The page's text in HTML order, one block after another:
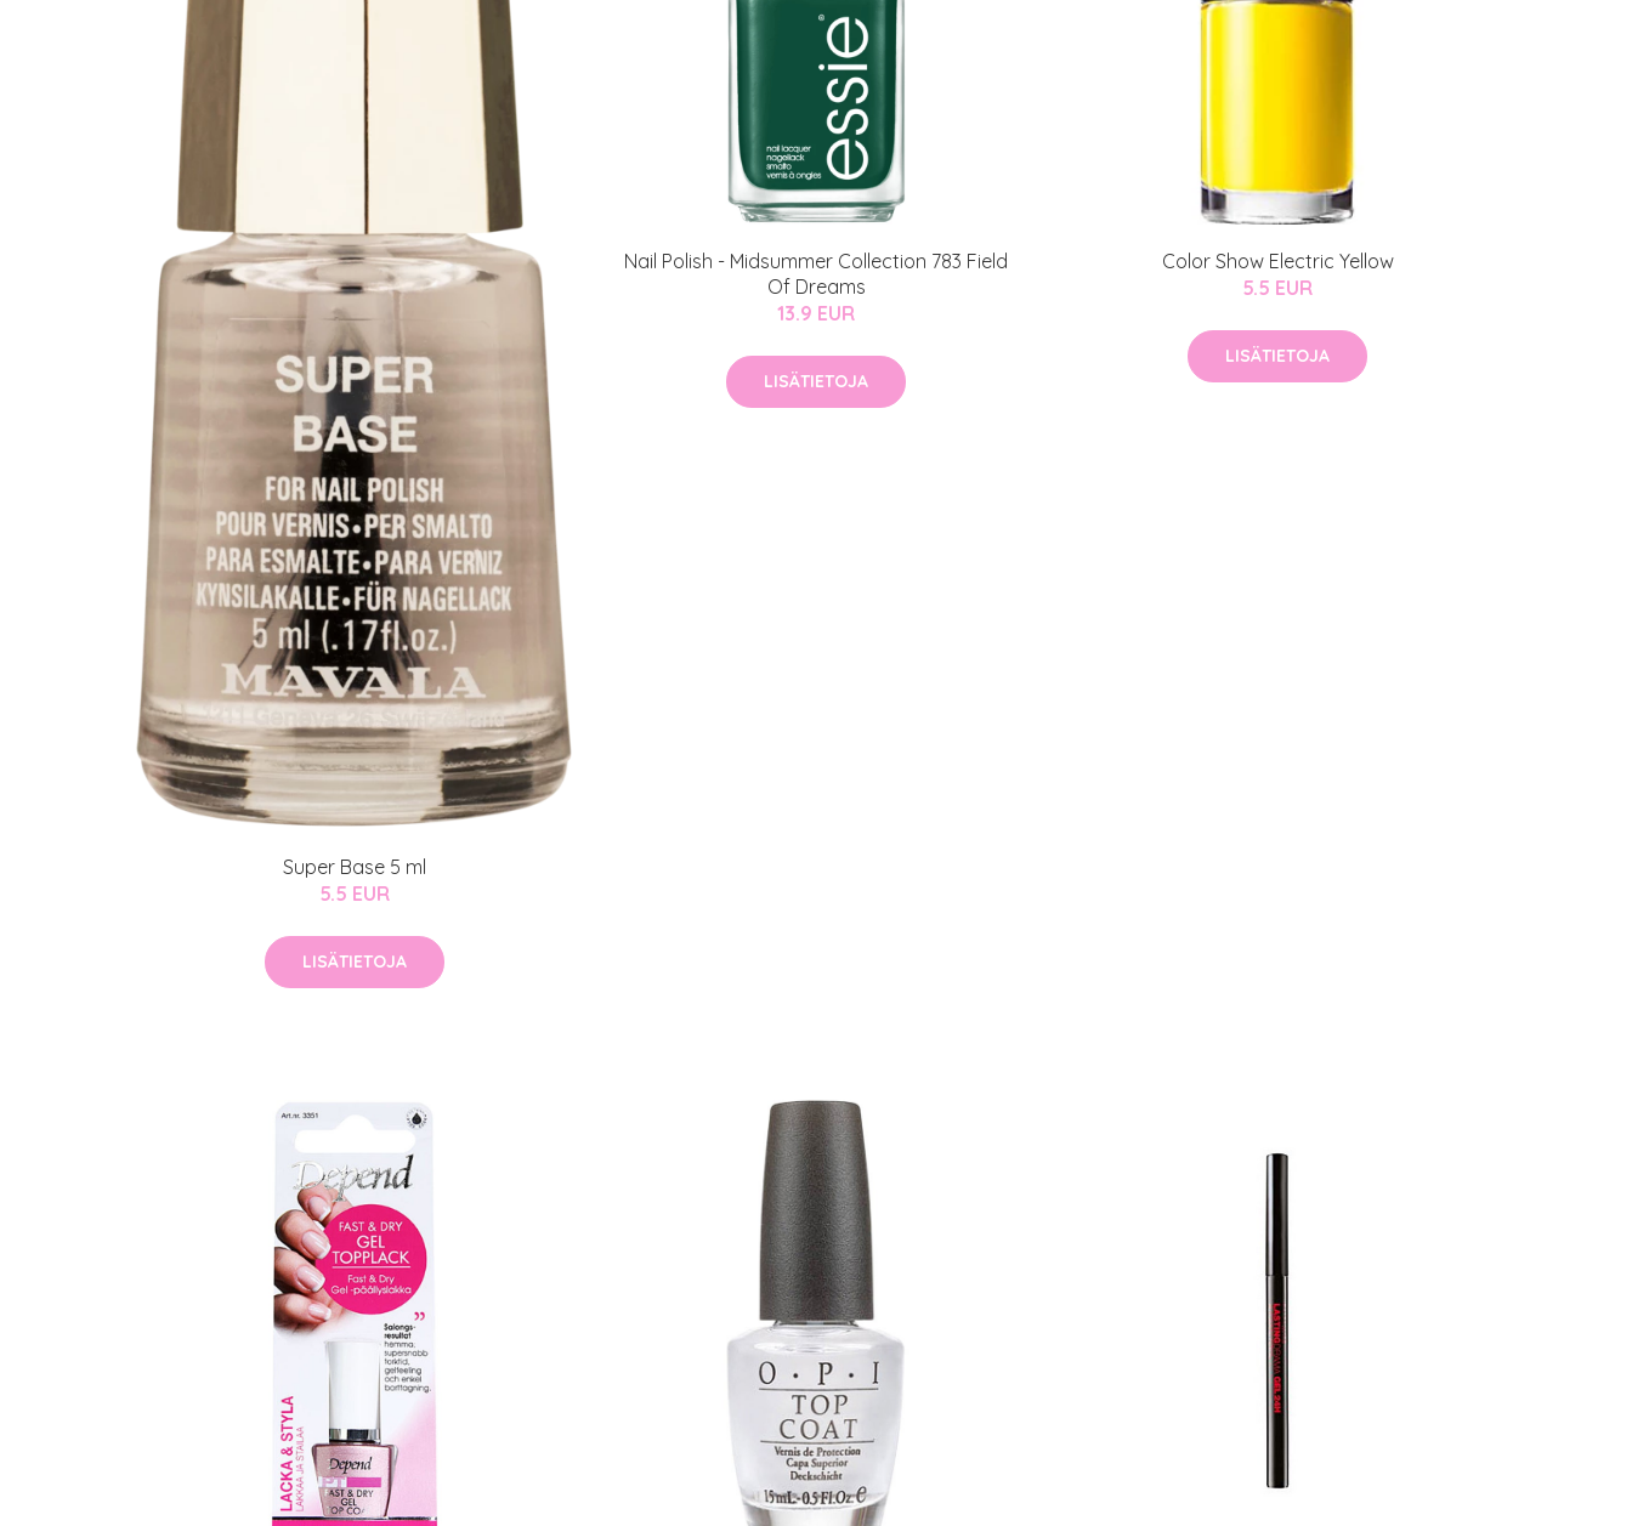
Super Base 5 ml
5.5 EUR
LISÄTIETOJA
Nail Polish - Midsummer Collection 783 Field
Of Dreams
13.9 EUR
LISÄTIETOJA
Color Show Electric Yellow
5.5 EUR
LISÄTIETOJA
KATSO TARJOUS